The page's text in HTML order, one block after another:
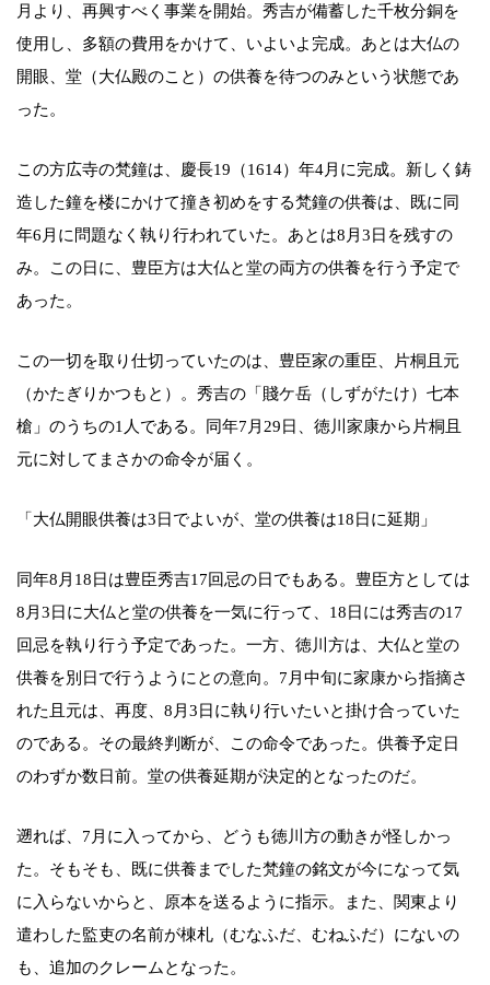
月より、再興すべく事業を開始。秀吉が備蓄した千枚分銅を
使用し、多額の費用をかけて、いよいよ完成。あとは大仏の
開眼、堂（大仏殿のこと）の供養を待つのみという状態であ
った。
この方広寺の梵鐘は、慶長19（1614）年4月に完成。新しく鋳
造した鐘を楼にかけて撞き初めをする梵鐘の供養は、既に同
年6月に問題なく執り行われていた。あとは8月3日を残すの
み。この日に、豊臣方は大仏と堂の両方の供養を行う予定で
あった。
この一切を取り仕切っていたのは、豊臣家の重臣、片桐且元
（かたぎりかつもと）。秀吉の「賤ケ岳（しずがたけ）七本
槍」のうちの1人である。同年7月29日、徳川家康から片桐且
元に対してまさかの命令が届く。
「大仏開眼供養は3日でよいが、堂の供養は18日に延期」
同年8月18日は豊臣秀吉17回忌の日でもある。豊臣方としては
8月3日に大仏と堂の供養を一気に行って、18日には秀吉の17
回忌を執り行う予定であった。一方、徳川方は、大仏と堂の
供養を別日で行うようにとの意向。7月中旬に家康から指摘さ
れた且元は、再度、8月3日に執り行いたいと掛け合っていた
のである。その最終判断が、この命令であった。供養予定日
のわずか数日前。堂の供養延期が決定的となったのだ。
遡れば、7月に入ってから、どうも徳川方の動きが怪しかっ
た。そもそも、既に供養までした梵鐘の銘文が今になって気
に入らないからと、原本を送るように指示。また、関東より
遣わした監吏の名前が棟札（むなふだ、むねふだ）にないの
も、追加のクレームとなった。